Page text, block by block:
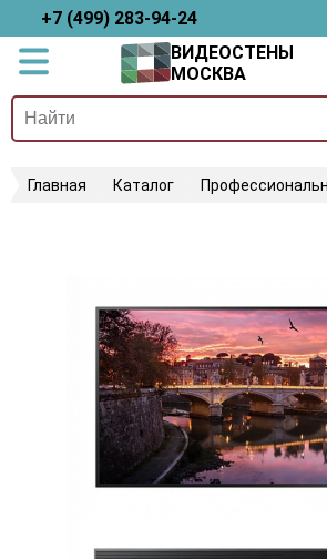
+7 (499) 283-94-24
ВИДЕОСТЕНЫ
МОСКВА
Главная Каталог